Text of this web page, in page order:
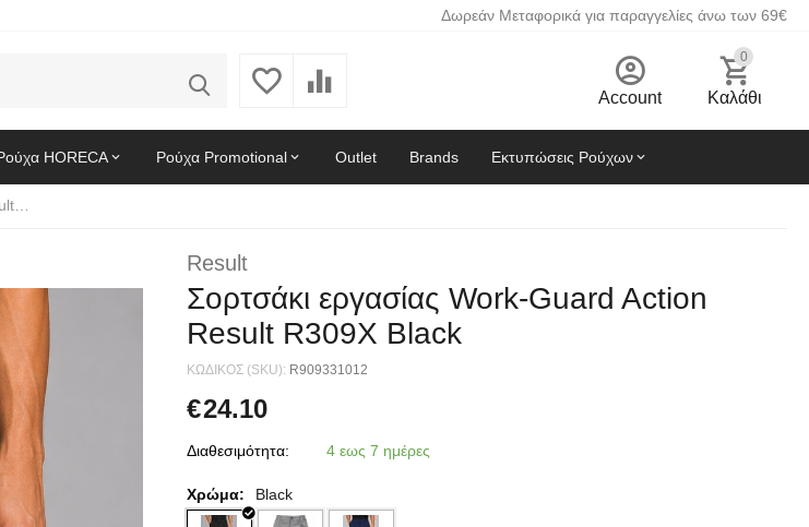
Δωρεάν Μεταφορικά για παραγγελίες άνω των 69€
Account
0
Καλάθι
HORECA Ρούχα Promotional Outlet Brands Εκτυπώσεις Ρούχων
Result
Σορτσάκι εργασίας Work-Guard Action
Result R309X Black
ΚΩΔΙΚΟΣ (SKU): R909331012
€24.10
Διαθεσιμότητα: 4 εως 7 ημέρες
Χρώμα: Black